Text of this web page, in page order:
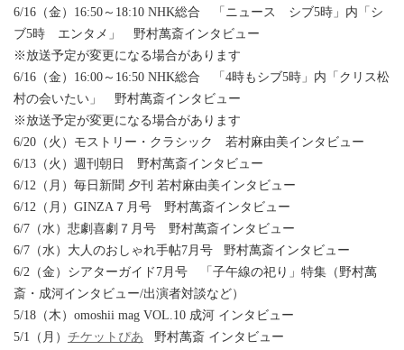
6/16（金）16:50～18:10 NHK総合 「ニュース シブ5時」内「シ
ブ5時 エンタメ」 野村萬斎インタビュー
※放送予定が変更になる場合があります
6/16（金）16:00～16:50 NHK総合 「4時もシブ5時」内「クリス松
村の会いたい」 野村萬斎インタビュー
※放送予定が変更になる場合があります
6/20（火）モストリー・クラシック 若村麻由美インタビュー
6/13（火）週刊朝日 野村萬斎インタビュー
6/12（月）毎日新聞 夕刊 若村麻由美インタビュー
6/12（月）GINZA７月号 野村萬斎インタビュー
6/7（水）悲劇喜劇７月号 野村萬斎インタビュー
6/7（水）大人のおしゃれ手帖7月号 野村萬斎インタビュー
6/2（金）シアターガイド7月号 「子午線の祀り」特集（野村萬
斎・成河インタビュー/出演者対談など）
5/18（木）omoshii mag VOL.10 成河 インタビュー
5/1（月） チケットぴあ 野村萬斎 インタビュー